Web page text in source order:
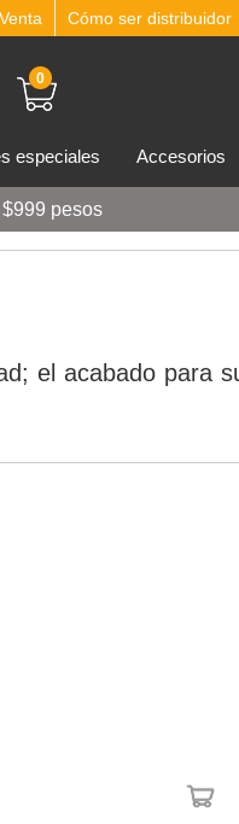
Cómo ser distribuidor
0
especiales accesorios
pesos
el acabado para